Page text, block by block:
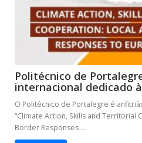
Politécnico de
internacional dedicado
O Politécnico de Portalegre é
“Climate Action, Skills and Territorial
Border Responses ...